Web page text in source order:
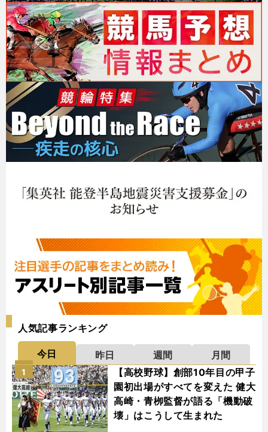
人気記事ランキング
今日 昨日 週間
月間
【高校野球】創部10年目の甲子
園初出場がすべてを変えた 健大
高崎・青栁監督が語る「機動破
壊」はこうして生まれた
1